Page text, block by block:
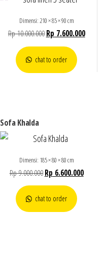
Dimensi: 210 × 85 × 90 cm
Rp10.000.000 Rp 7.600.000
chat to order
Sofa Khalda
Dimensi: 185 × 80 × 80 cm
Rp9.000.000 Rp 6.600.000
chat to order